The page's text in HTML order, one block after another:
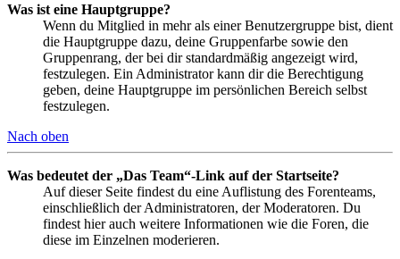
Was ist eine Hauptgruppe?
Wenn du Mitglied in mehr als einer Benutzergruppe bist, dient
die Hauptgruppe dazu, deine Gruppenfarbe sowie den
Gruppenrang, der bei dir standardmäßig angezeigt wird,
festzulegen. Ein Administrator kann dir die Berechtigung
geben, deine Hauptgruppe im persönlichen Bereich selbst
festzulegen.
Nach oben
Was bedeutet der „Das Team“-Link auf der Startseite?
Auf dieser Seite findest du eine Auflistung des Forenteams,
einschließlich der Administratoren, der Moderatoren. Du
findest hier auch weitere Informationen wie die Foren, die
diese im Einzelnen moderieren.